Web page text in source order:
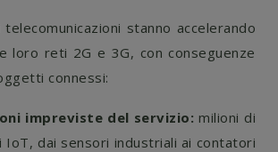
stanno accelerando
loro reti 2G e 3G, con conseguenze
connessi:
impreviste del servizio: milioni di
IoT, dai sensori industriali ai contatori